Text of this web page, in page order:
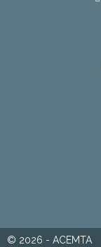
© 2026 - ACEMTA